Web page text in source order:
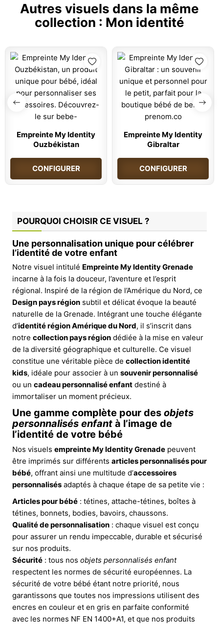
Autres visuels dans la même
collection : Mon identité
Empreinte My Identity
Ouzbékistan
CONFIGURER
Empreinte My Identity
Gibraltar
CONFIGURER
POURQUOI CHOISIR CE VISUEL ?
Une personnalisation unique pour célébrer
l’identité de votre enfant
Notre visuel intitulé Empreinte My Identity Grenade
incarne à la fois la douceur, l’aventure et l’esprit
régional. Inspiré de la région de l’Amérique du Nord, ce
Design pays région subtil et délicat évoque la beauté
naturelle de la Grenade. Intégrant une touche élégante
d’identité région Amérique du Nord, il s’inscrit dans
notre collection pays région dédiée à la mise en valeur
de la diversité géographique et culturelle. Ce visuel
constitue une véritable pièce de collection identité
kids, idéale pour associer à un souvenir personnalisé
ou un cadeau personnalisé enfant destiné à
immortaliser un moment précieux.
Une gamme complète pour des objets
personnalisés enfant à l’image de
l’identité de votre bébé
Nos visuels empreinte My Identity Grenade peuvent
être imprimés sur différents articles personnalisés pour
bébé, offrant ainsi une multitude d’accessoires
personnalisés adaptés à chaque étape de sa petite vie :
Articles pour bébé : tétines, attache-tétines, boîtes à
tétines, bonnets, bodies, bavoirs, chaussons.
Qualité de personnalisation : chaque visuel est conçu
pour assurer un rendu impeccable, durable et sécurisé
sur nos produits.
Sécurité : tous nos objets personnalisés enfant
respectent les normes de sécurité européennes. La
sécurité de votre bébé étant notre priorité, nous
garantissons que toutes nos impressions utilisent des
encres en couleur et en gris en parfaite conformité
avec les normes NF EN 1400+A1, et que nos produits